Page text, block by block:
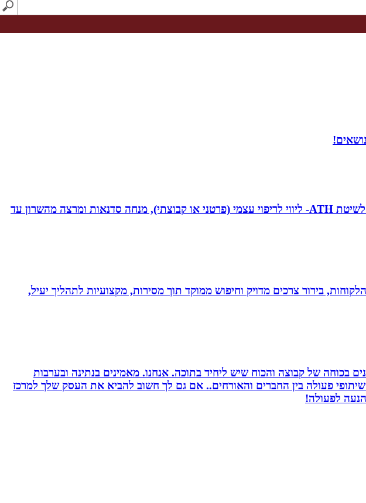
טובה גיטי זינגר אחות טיפול נמרץ במקצועי בעקבות תאונה רותקתי לכיסא גלגלים. אני מומחית לשיטת ATH- ליווי לריפוי עצמי (פרטני או קבוצתי), מנחה סדנאות ומרצה מהשרון עד
בירור צרכים מדויק וחיפוש ממוקד תוך מסירות, מקצועיות לתהליך יעיל,
בכוחה של קבוצה והכוח שיש ליחיד בתוכה. אנחנו. מאמינים בנתינה ובערבות
שיתופי פעולה בין החברים והאורחים.. אם גם לך חשוב להביא את העסק שלך למרכז
לפעולה!